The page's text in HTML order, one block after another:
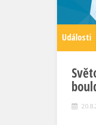
Události